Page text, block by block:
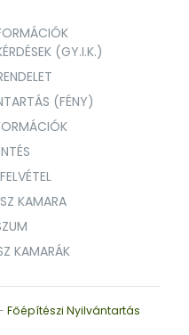
(GY.I.K.)
(FÉNY)
KAMARA
KAMARÁK
Főépítészi Nyilvántartás